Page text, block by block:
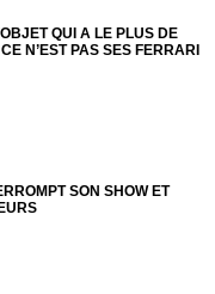
QUI A LE PLUS DE
N’EST PAS SES FERRARI
SON SHOW ET